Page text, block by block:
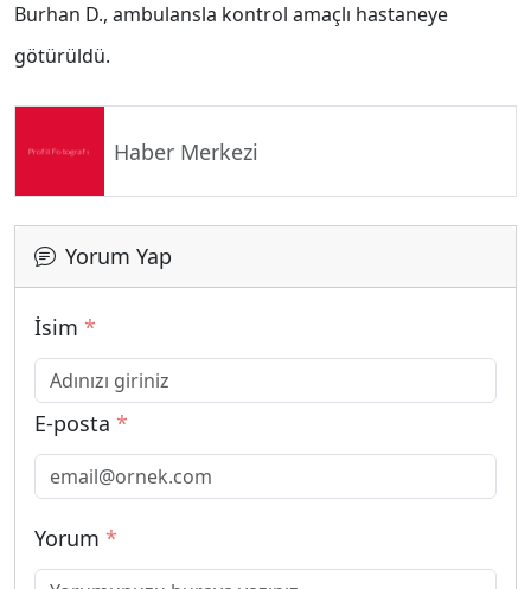
Burhan D., ambulansla kontrol amaçlı hastaneye
götürüldü.
Haber Merkezi
Yorum Yap
İsim *
E-posta *
Yorum *